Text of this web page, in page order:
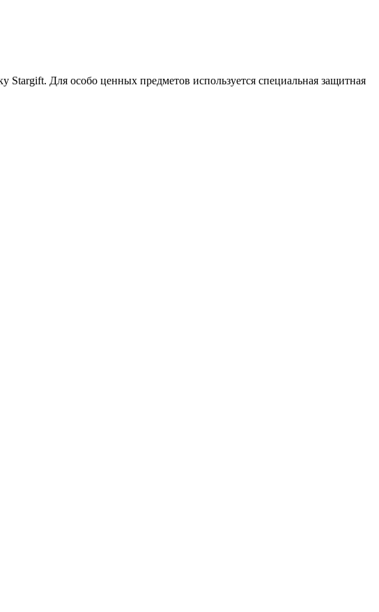
Для особо ценных предметов используется специальная защитная